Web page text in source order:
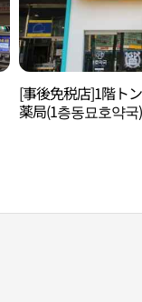
[事後免税店]1階ト
薬局(1층동묘호약국)